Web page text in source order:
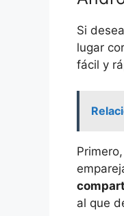
Si
lugar
fácil y
al que